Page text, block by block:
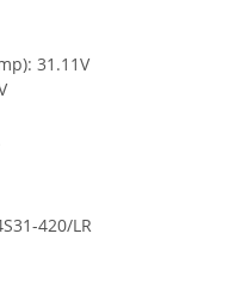
31.11V
420/LR